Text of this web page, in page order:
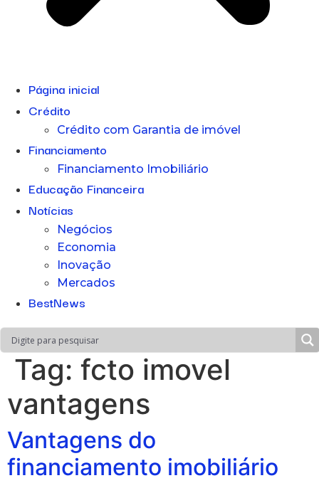
Página inicial
Crédito
Crédito com Garantia de imóvel
Financiamento
Financiamento Imobiliário
Educação Financeira
Notícias
Negócios
Economia
Inovação
Mercados
BestNews
Tag: fcto imovel
vantagens
Vantagens do
financiamento imobiliário